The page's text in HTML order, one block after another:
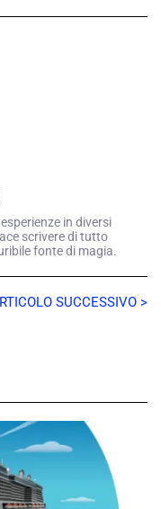
in diversi
scrivere di tutto
fonte di magia.
SUCCESSIVO >